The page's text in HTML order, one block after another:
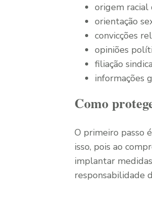
origem racial
orientação
convicções
opiniões
filiação
informações
Como
O primeiro passo
isso, pois ao
implantar
responsabilidade